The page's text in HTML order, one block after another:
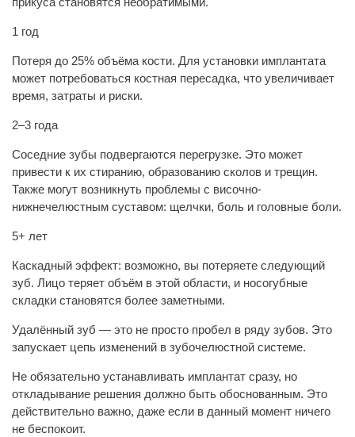
1 год
Потеря до 25% объёма кости. Для установки имплантата
может потребоваться костная пересадка, что увеличивает
время, затраты и риски.
2–3 года
Соседние зубы подвергаются перегрузке. Это может
привести к их стиранию, образованию сколов и трещин.
Также могут возникнуть проблемы с височно-
нижнечелюстным суставом: щелчки, боль и головные боли.
5+ лет
Каскадный эффект: возможно, вы потеряете следующий
зуб. Лицо теряет объём в этой области, и носогубные
складки становятся более заметными.
Удалённый зуб — это не просто пробел в ряду зубов. Это
запускает цепь изменений в зубочелюстной системе.
Не обязательно устанавливать имплантат сразу, но
откладывание решения должно быть обоснованным. Это
действительно важно, даже если в данный момент ничего
не беспокоит.